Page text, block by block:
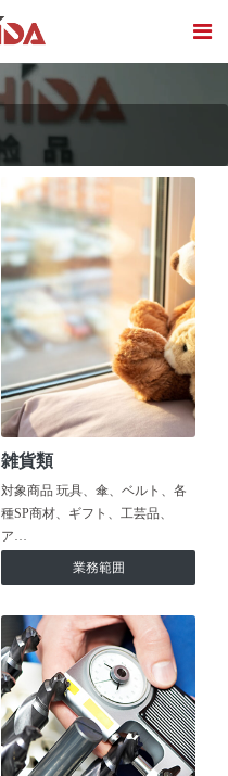
雑貨類
対象商品 玩具、傘、ベルト、各
種SP商材、ギフト、工芸品、
ア…
業務範囲